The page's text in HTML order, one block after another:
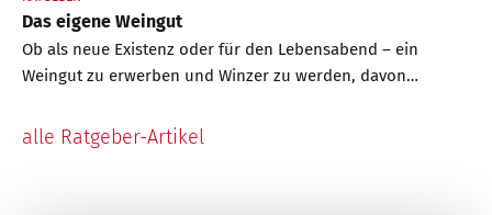
Das eigene Weingut
Ob als neue Existenz oder für den Lebensabend – ein
Weingut zu erwerben und Winzer zu werden, davon
gibt es noch einiges mehr zu beachten
alle Ratgeber-Artikel